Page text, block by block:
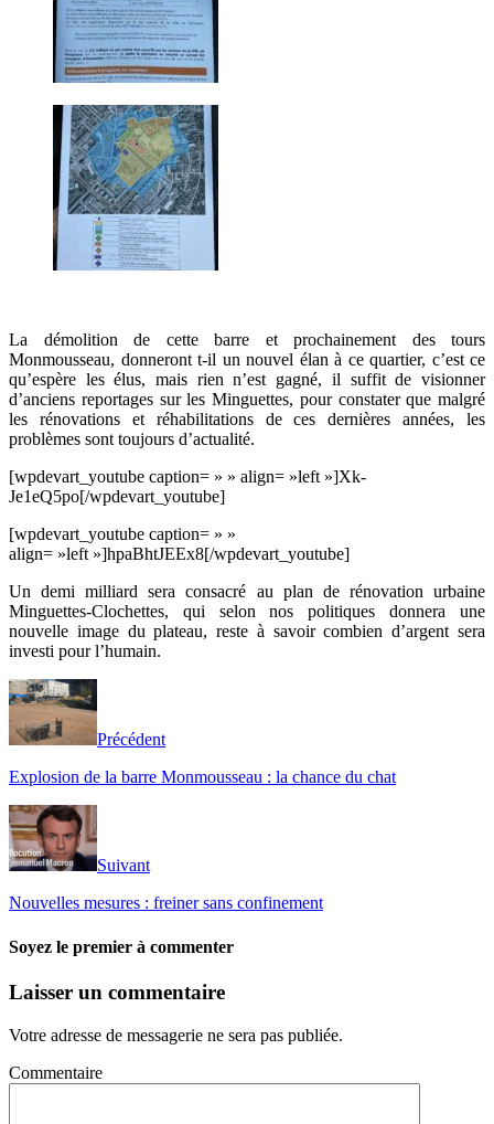
La démolition de cette barre et prochainement des tours
Monmousseau, donneront t-il un nouvel élan à ce quartier, c’est ce
qu’espère les élus, mais rien n’est gagné, il suffit de visionner
d’anciens reportages sur les Minguettes, pour constater que malgré
les rénovations et réhabilitations de ces dernières années, les
problèmes sont toujours d’actualité.
[wpdevart_youtube caption= » » align= »left »]Xk-
Je1eQ5po[/wpdevart_youtube]
[wpdevart_youtube caption= » »
align= »left »]hpaBhtJEEx8[/wpdevart_youtube]
Un demi milliard sera consacré au plan de rénovation urbaine
Minguettes-Clochettes, qui selon nos politiques donnera une
nouvelle image du plateau, reste à savoir combien d’argent sera
investi pour l’humain.
Précédent
Explosion de la barre Monmousseau : la chance du chat
Suivant
Nouvelles mesures : freiner sans confinement
Soyez le premier à commenter
Laisser un commentaire
Votre adresse de messagerie ne sera pas publiée.
Commentaire